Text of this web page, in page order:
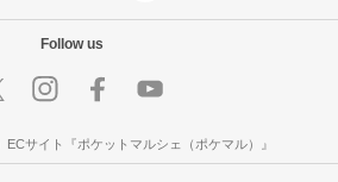
Follow us
サイト『ポケットマルシェ（ポケマル）』